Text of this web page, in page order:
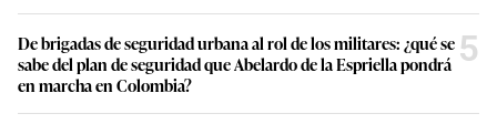
De brigadas de seguridad urbana al rol de los militares: ¿qué se
sabe del plan de seguridad que Abelardo de la Espriella pondrá
en marcha en Colombia?
5